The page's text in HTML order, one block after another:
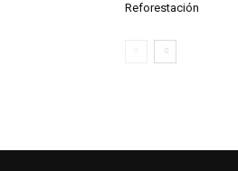
Reforestación